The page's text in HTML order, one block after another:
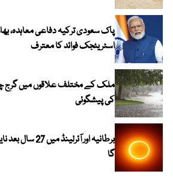
پاک سعودی ترکیہ دفاعی معاہدہ،
اسٹریٹجک فوائد کا معترف
ملک کے مختلف علاقوں میں گرج
کی پیشگوئی
برطانیہ اور
گا